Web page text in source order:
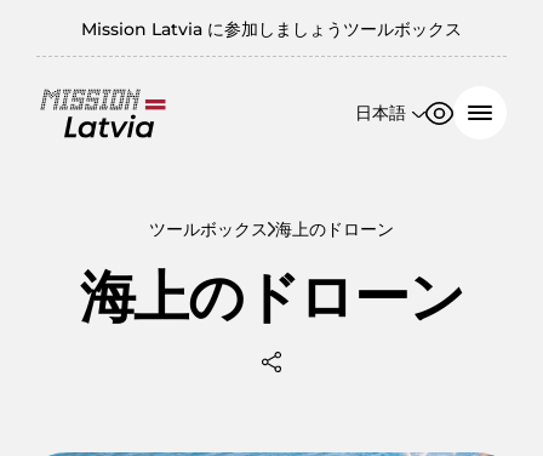
Mission Latvia に参加しましょう ツールボックス
日本語
100%
150%
200%
ツールボックス 海上のドローン
海上のドローン